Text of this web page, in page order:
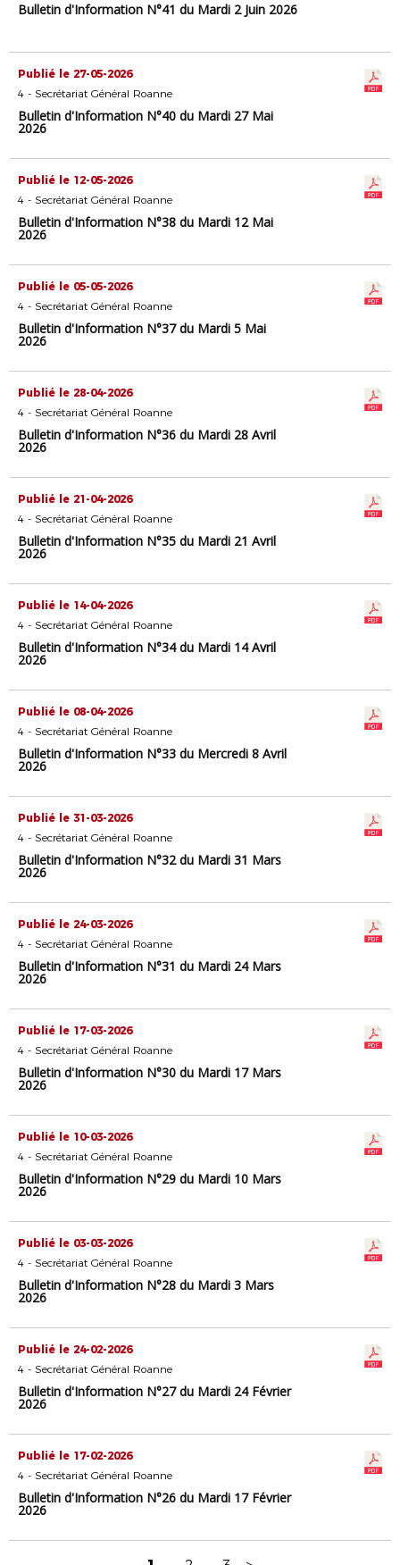
Bulletin d'Information N°41 du Mardi 2 Juin 2026
Publié le 27-05-2026
4 - Secrétariat Général Roanne
Bulletin d'Information N°40 du Mardi 27 Mai
2026
Publié le 12-05-2026
4 - Secrétariat Général Roanne
Bulletin d'Information N°38 du Mardi 12 Mai
2026
Publié le 05-05-2026
4 - Secrétariat Général Roanne
Bulletin d'Information N°37 du Mardi 5 Mai
2026
Publié le 28-04-2026
4 - Secrétariat Général Roanne
Bulletin d'Information N°36 du Mardi 28 Avril
2026
Publié le 21-04-2026
4 - Secrétariat Général Roanne
Bulletin d'Information N°35 du Mardi 21 Avril
2026
Publié le 14-04-2026
4 - Secrétariat Général Roanne
Bulletin d'Information N°34 du Mardi 14 Avril
2026
Publié le 08-04-2026
4 - Secrétariat Général Roanne
Bulletin d'Information N°33 du Mercredi 8 Avril
2026
Publié le 31-03-2026
4 - Secrétariat Général Roanne
Bulletin d'Information N°32 du Mardi 31 Mars
2026
Publié le 24-03-2026
4 - Secrétariat Général Roanne
Bulletin d'Information N°31 du Mardi 24 Mars
2026
Publié le 17-03-2026
4 - Secrétariat Général Roanne
Bulletin d'Information N°30 du Mardi 17 Mars
2026
Publié le 10-03-2026
4 - Secrétariat Général Roanne
Bulletin d'Information N°29 du Mardi 10 Mars
2026
Publié le 03-03-2026
4 - Secrétariat Général Roanne
Bulletin d'Information N°28 du Mardi 3 Mars
2026
Publié le 24-02-2026
4 - Secrétariat Général Roanne
Bulletin d'Information N°27 du Mardi 24 Février
2026
Publié le 17-02-2026
4 - Secrétariat Général Roanne
Bulletin d'Information N°26 du Mardi 17 Février
2026